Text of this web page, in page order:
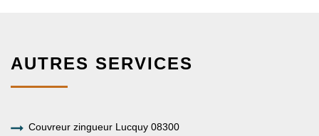
AUTRES SERVICES
Couvreur zingueur Lucquy 08300